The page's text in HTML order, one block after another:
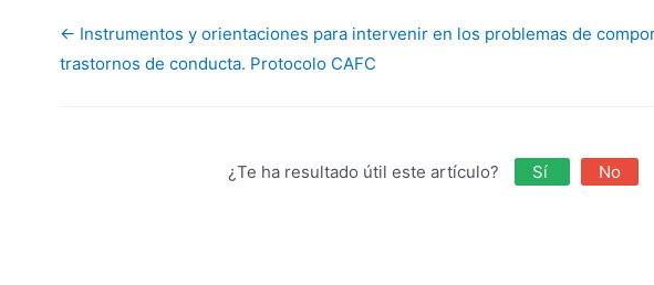
Navegación
de
← Instrumentos y orientaciones para intervenir en los problemas de
trastornos de conducta. Protocolo CAFC
¿Te ha resultado útil este artículo? Sí No